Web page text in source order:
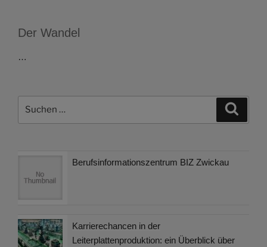
Der Wandel
…
Berufsinformationszentrum BIZ Zwickau
Karrierechancen in der
Leiterplattenproduktion: ein Überblick über